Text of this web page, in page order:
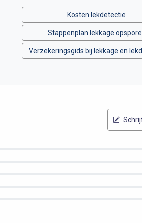
Kosten lekdetectie
Stappenplan lekkage
Verzekeringsgids bij lekkage en